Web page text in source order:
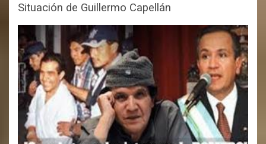
Situación de Guillermo Capellán